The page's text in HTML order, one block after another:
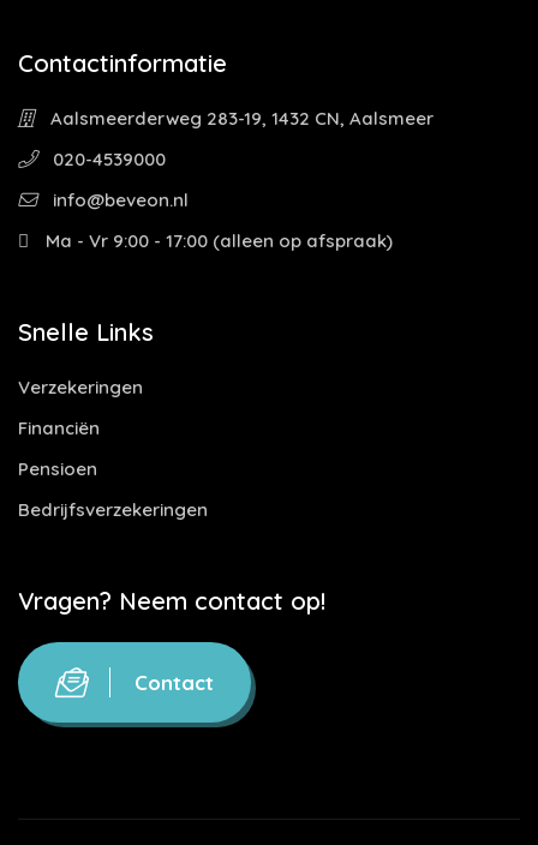
Contactinformatie
Aalsmeerderweg 283-19, 1432 CN, Aalsmeer
020-4539000
info@beveon.nl
Ma - Vr 9:00 - 17:00 (alleen op afspraak)
Snelle Links
Verzekeringen
Financiën
Pensioen
Bedrijfsverzekeringen
Vragen? Neem contact op!
Contact